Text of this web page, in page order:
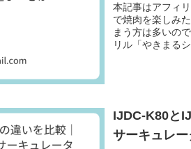
本記事はアフィ
で焼肉を楽しみ
まう方は多いの
リル「やきまる
IJDC-K80と
サーキュレ